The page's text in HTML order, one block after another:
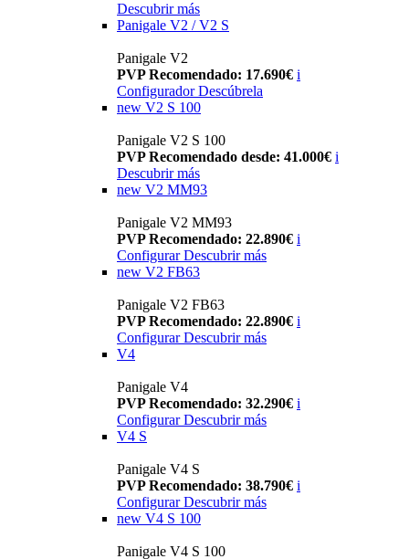
Descubrir más
Panigale V2 / V2 S
Panigale V2
PVP Recomendado: 17.690€ i
Configurador Descúbrela
new V2 S 100
Panigale V2 S 100
PVP Recomendado desde: 41.000€ i
Descubrir más
new V2 MM93
Panigale V2 MM93
PVP Recomendado: 22.890€ i
Configurar Descubrir más
new V2 FB63
Panigale V2 FB63
PVP Recomendado: 22.890€ i
Configurar Descubrir más
V4
Panigale V4
PVP Recomendado: 32.290€ i
Configurar Descubrir más
V4 S
Panigale V4 S
PVP Recomendado: 38.790€ i
Configurar Descubrir más
new V4 S 100
Panigale V4 S 100